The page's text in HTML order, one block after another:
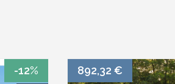
-12% 892,32 €